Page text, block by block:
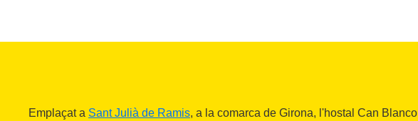
Emplaçat a Sant Julià de Ramis, a la comarca de Girona, l'hostal Can Blanco